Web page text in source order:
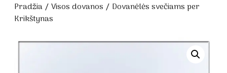
Pradžia/Visos dovanos / Dovanėlės svečiams per
Krikštynas